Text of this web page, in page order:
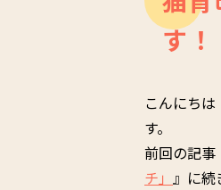
す！
こんにち
す。
前回の記事
チ」 』に続